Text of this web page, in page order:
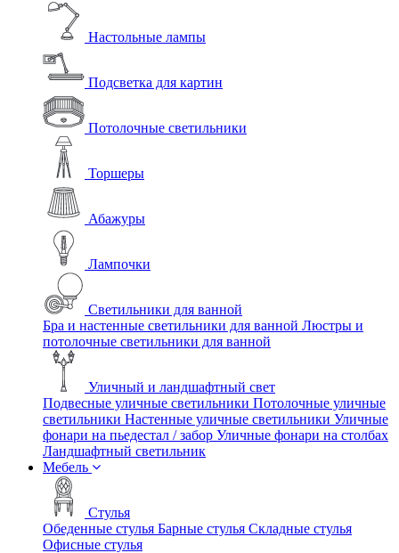
Настольные лампы
Подсветка для картин
Потолочные светильники
Торшеры
Абажуры
Лампочки
Светильники для ванной
Бра и настенные светильники для ванной Люстры и
потолочные светильники для ванной
Уличный и ландшафтный свет
Подвесные уличные светильники Потолочные уличные
светильники Настенные уличные светильники Уличные
фонари на пьедестал / забор Уличные фонари на столбах
Ландшафтный светильник
Мебель
Стулья
Обеденные стулья Барные стулья Складные стулья
Офисные стулья